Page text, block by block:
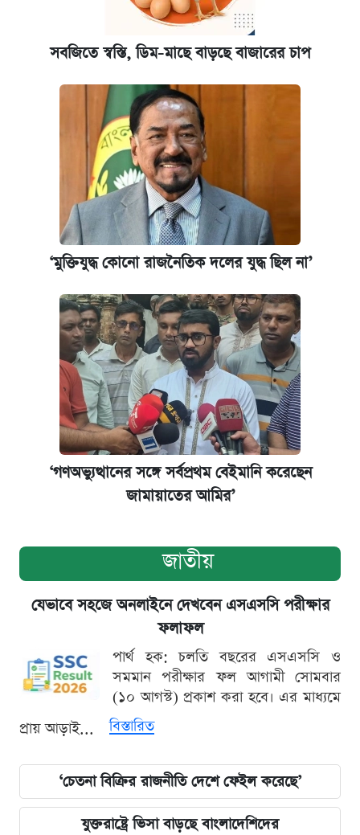
সবজিতে স্বস্তি, ডিম-মাছে বাড়ছে বাজারের চাপ
‘মুক্তিযুদ্ধ কোনো রাজনৈতিক দলের যুদ্ধ ছিল না’
‘গণঅভ্যুত্থানের সঙ্গে সর্বপ্রথম বেইমানি করেছেন
জামায়াতের আমির’
জাতীয়
যেভাবে সহজে অনলাইনে দেখবেন এসএসসি পরীক্ষার
ফলাফল
পার্থ হক: চলতি বছরের এসএসসি ও
সমমান পরীক্ষার ফল আগামী সোমবার
(১০ আগস্ট) প্রকাশ করা হবে। এর মাধ্যমে
প্রায় আড়াই...
বিস্তারিত
‘চেতনা বিক্রির রাজনীতি দেশে ফেইল করেছে’
যুক্তরাষ্ট্রে ভিসা বাড়ছে বাংলাদেশিদের